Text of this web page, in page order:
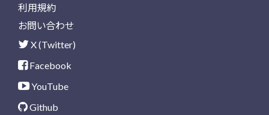
利用規約
お問い合わせ
X (Twitter)
Facebook
YouTube
Github